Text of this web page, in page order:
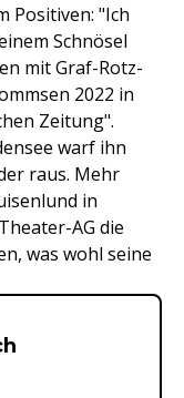
Positiven: "Ich
Schnösel
mit Graf-Rotz-
2022 in
Zeitung".
warf ihn
raus. Mehr
in
AG die
was wohl seine